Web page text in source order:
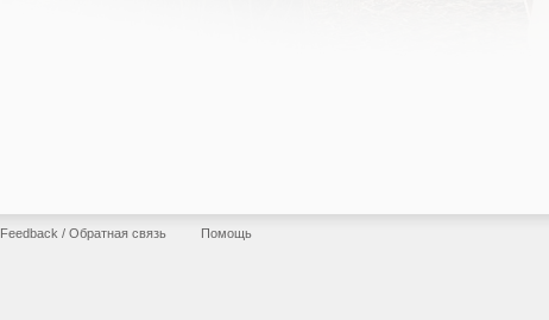
Feedback / Обратная связь Помощь